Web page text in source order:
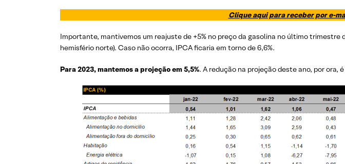
Clique aqui para receber por e-
Importante, mantivemos um reajuste de +5% no preço da gasolina no último
hemisfério norte). Caso não ocorra, IPCA ficaria em torno de 6,6%.
Para 2023, mantemos a projeção em 5,5%. A redução na projeção deste ano, por ora,